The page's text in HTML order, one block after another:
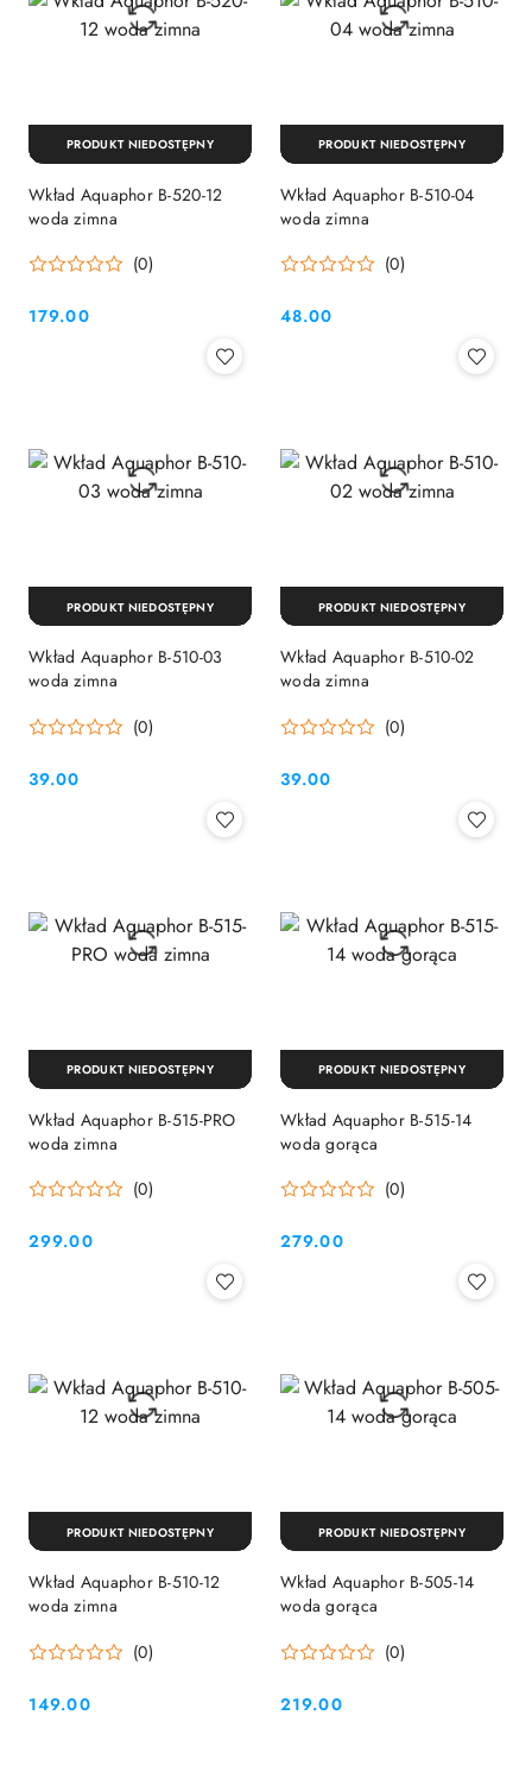
Wkład Aquaphor B-520-12
woda zimna
(0)
Cena:
179.00
PRODUKT NIEDOSTĘPNY
Wkład Aquaphor B-510-04
woda zimna
(0)
Cena:
48.00
PRODUKT NIEDOSTĘPNY
Wkład Aquaphor B-510-03
woda zimna
(0)
Cena:
39.00
PRODUKT NIEDOSTĘPNY
Wkład Aquaphor B-510-02
woda zimna
(0)
Cena:
39.00
PRODUKT NIEDOSTĘPNY
Wkład Aquaphor B-515-PRO
woda zimna
(0)
Cena:
299.00
PRODUKT NIEDOSTĘPNY
Wkład Aquaphor B-515-14
woda gorąca
(0)
Cena:
279.00
PRODUKT NIEDOSTĘPNY
Wkład Aquaphor B-510-12
woda zimna
(0)
Cena:
149.00
PRODUKT NIEDOSTĘPNY
Wkład Aquaphor B-505-14
woda gorąca
(0)
Cena:
219.00
PRODUKT NIEDOSTĘPNY